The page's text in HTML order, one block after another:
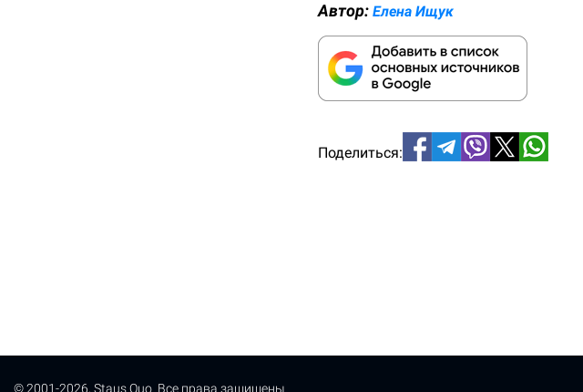
Автор: Елена Ищук
Поделиться:
© 2001-2026, Staus Quo. Все права защищены.